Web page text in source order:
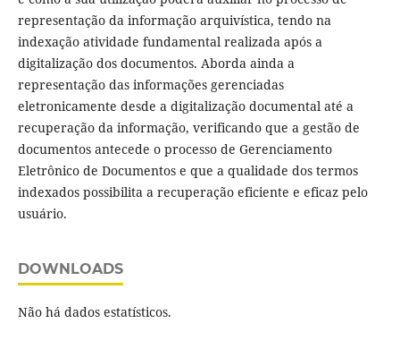
representação da informação arquivística, tendo na
indexação atividade fundamental realizada após a
digitalização dos documentos. Aborda ainda a
representação das informações gerenciadas
eletronicamente desde a digitalização documental até a
recuperação da informação, verificando que a gestão de
documentos antecede o processo de Gerenciamento
Eletrônico de Documentos e que a qualidade dos termos
indexados possibilita a recuperação eficiente e eficaz pelo
usuário.
DOWNLOADS
Não há dados estatísticos.